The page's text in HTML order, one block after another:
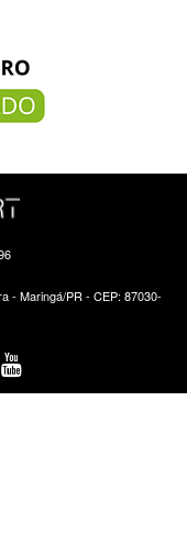
- Maringá/PR - CEP: 87030-